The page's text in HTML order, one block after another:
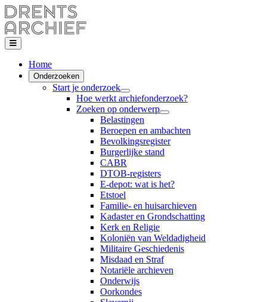
Home
Onderzoeken
Start je onderzoek
Hoe werkt archiefonderzoek?
Zoeken op onderwerp
Belastingen
Beroepen en ambachten
Bevolkingsregister
Burgerlijke stand
CABR
DTOB-registers
E-depot: wat is het?
Etstoel
Familie- en huisarchieven
Kadaster en Grondschatting
Kerk en Religie
Koloniën van Weldadigheid
Militaire Geschiedenis
Misdaad en Straf
Notariële archieven
Onderwijs
Oorkondes